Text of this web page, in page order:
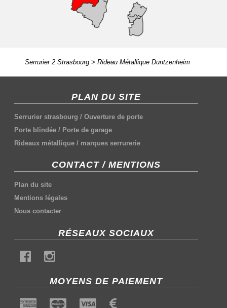
Serrurier 2 Strasbourg> Rideau Métallique Duntzenheim
PLAN DU SITE
Serrurier strasbourg /Ouverture de porte
Porte blindée / Porte de garage
Rideaux métallique / marques serrurerie
CONTACT / MENTIONS
Plan du site
Mentions légales
Nous contacter
RÉSEAUX SOCIAUX
MOYENS DE PAIEMENT